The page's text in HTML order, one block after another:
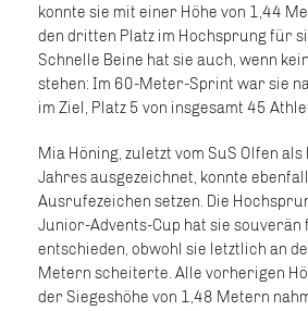
konnte sie mit einer Höhe von 1,44
den dritten Platz im Hochsprung für
Schnelle Beine hat sie auch, wenn
stehen: Im 60-Meter-Sprint war sie
im Ziel, Platz 5 von insgesamt 45
Mia Höning, zuletzt vom SuS Olfen
Jahres ausgezeichnet, konnte
Ausrufezeichen setzen. Die
Junior-Advents-Cup hat sie souverän
entschieden, obwohl sie letztlich an
Metern scheiterte. Alle vorherigen
der Siegeshöhe von 1,48 Metern